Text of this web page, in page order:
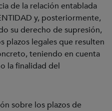
de la relación entablada
y, posteriormente,
su derecho de supresión,
plazos legales que resulten
teniendo en cuenta
la finalidad del
sobre los plazos de